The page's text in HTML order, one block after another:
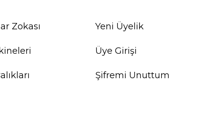
Zokası Yeni Üyelik
Üye Girişi
Şifremi Unuttum